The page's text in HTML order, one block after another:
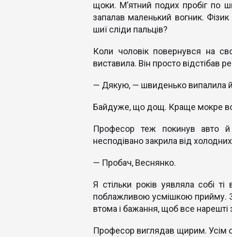
щоки. Мʼятний подих пробіг по
запалав маленький вогник.
шиї сліди пальців?
Коли чоловік повернувся на
виставила. Він просто відстібав
— Дякую, — швиденько випалила й
Байдуже, що дощ. Краще мокре
Професор теж покинув авто
несподівано закрила від
— Пробач, Веснянко.
Я стільки років уявляла собі
поблажливою усмішкою прийму.
втома і бажання, щоб все нарешті
Професор виглядав щирим. Усім